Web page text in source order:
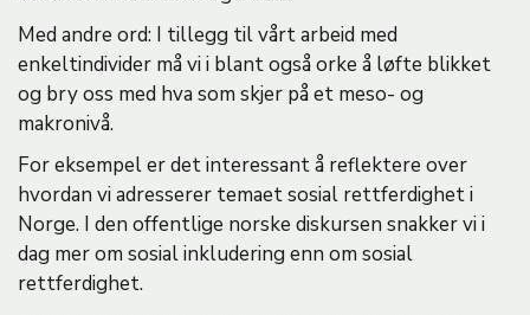
Med andre ord: I tillegg til vårt arbeid med
enkeltindivider må vi i blant også orke å løfte blikket
og bry oss med hva som skjer på et meso- og
makronivå.
For eksempel er det interessant å reflektere over
hvordan vi adresserer temaet sosial rettferdighet i
Norge. I den offentlige norske diskursen snakker vi i
dag mer om sosial inkludering enn om sosial
rettferdighet.